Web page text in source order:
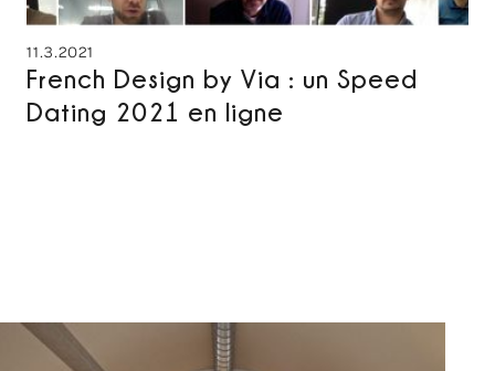
11.3.2021
French Design by Via : un Speed
Dating 2021 en ligne